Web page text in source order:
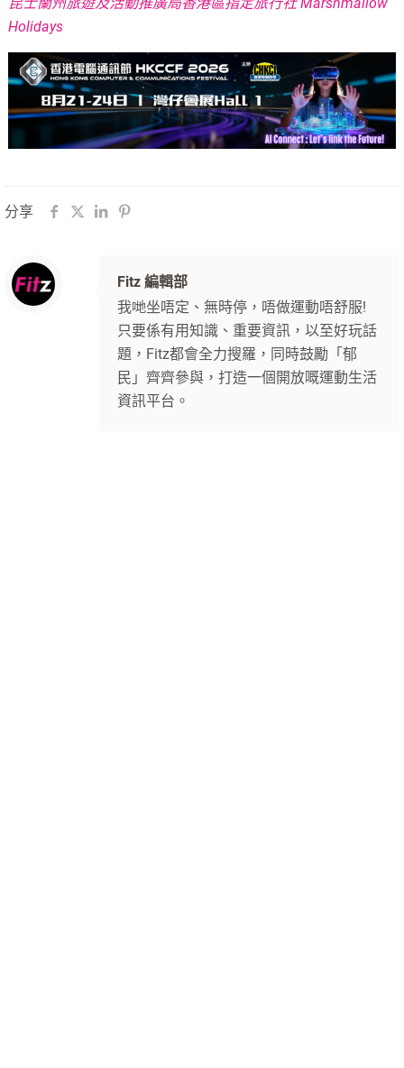
昆士蘭州旅遊及活動推廣局香港區指定旅行社 Marshmallow
Holidays
分享
Fitz 編輯部
我哋坐唔定、無時停，唔做運動唔舒服!
只要係有用知識、重要資訊，以至好玩話
題，Fitz都會全力搜羅，同時鼓勵「郁
民」齊齊參與，打造一個開放嘅運動生活
資訊平台。